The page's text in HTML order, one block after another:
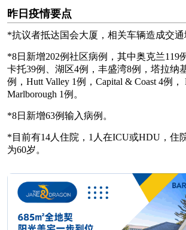
昨日疫情要点
*抗议者抵达国会大厦，相关车辆造成交通
*8日新增202例社区病例，其中奥克兰119
卡托39例、湖区4例，丰盛湾8例，塔拉纳
例，Hutt Valley 1例，Capital & Coast 4例，
Marlborough 1例。
*8日新增63例输入病例。
*目前有14人住院，1人在ICU或HDU，住
为60岁。